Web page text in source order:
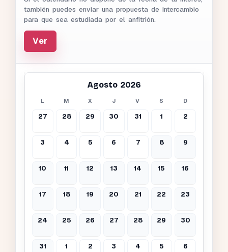
también puedes enviar una propuesta de intercambio
para que sea estudiada por el anfitrión.
Ver
Agosto 2026
L M X J V S D
27 28 29 30 31 1 2
3 4 5 6 7 8 9
10 11 12 13 14 15 16
17 18 19 20 21 22 23
24 25 26 27 28 29 30
31 1 2 3 4 5 6